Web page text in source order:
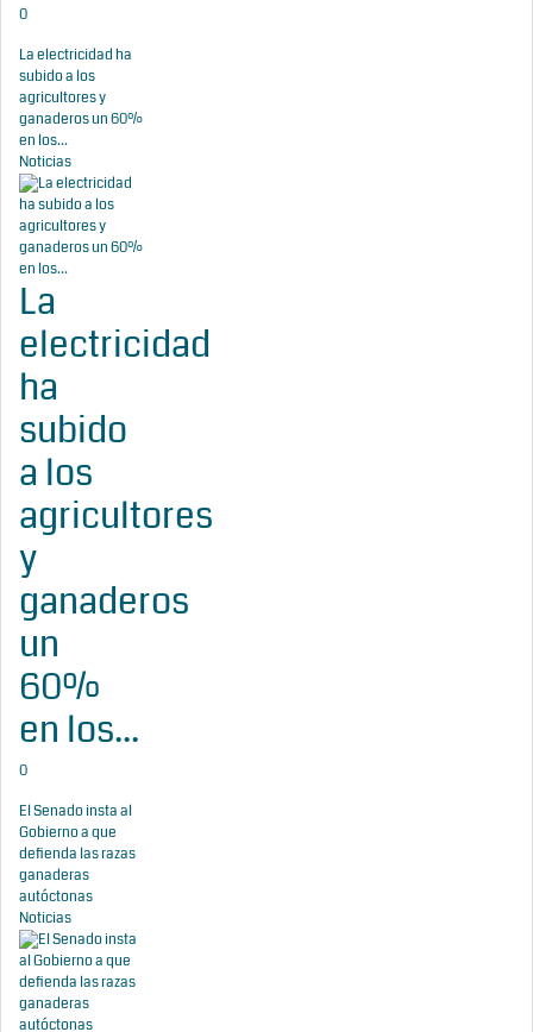
0
La electricidad ha
subido a los
agricultores y
ganaderos un 60%
en los...
Noticias
La
electricidad
ha
subido
a los
agricultores
y
ganaderos
un
60%
en los...
0
El Senado insta al
Gobierno a que
defienda las razas
ganaderas
autóctonas
Noticias